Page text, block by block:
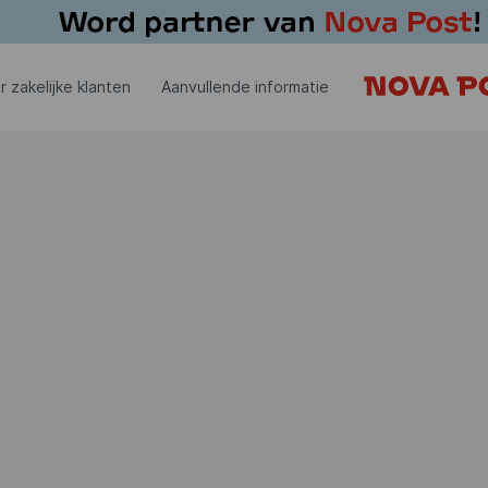
zakelijke klanten Aanvullende informatie